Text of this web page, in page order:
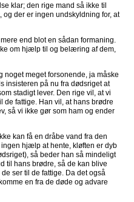
klar; den rige mand så ikke til
der er ingen undskyldning for, at
end blot en sådan formaning.
om hjælp til og belæring af dem,
noget meget forsonende, ja måske
insisteren på nu fra dødsriget at
stadigt lever. Den rige vil, at vi
de fattige. Han vil, at hans brødre
så vi ikke gør som ham og ender
kan få en dråbe vand fra den
hjælp at hente, kløften er dyb
så beder han så mindeligt
til hans brødre, så de kan blive
ser til de fattige. Da det også
en fra de døde og advare